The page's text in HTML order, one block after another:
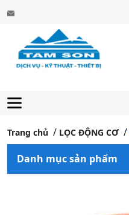
Trang chủ LỌC ĐỘNG CƠ
Danh mục sản phẩm